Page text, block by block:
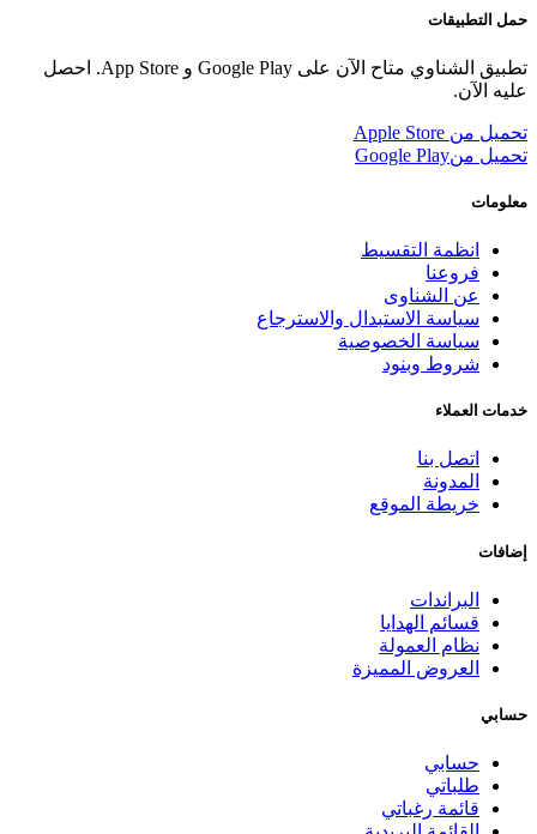
حمل التطبيقات
تطبيق الشناوي متاح الآن على Google Play و App Store. احصل
عليه الآن.
تحميل من Apple Store
تحميل منGoogle Play
معلومات
انظمة التقسيط
فروعنا
عن الشناوى
سياسة الاستبدال والاسترجاع
سياسة الخصوصية
شروط وبنود
خدمات العملاء
اتصل بنا
المدونة
خريطة الموقع
إضافات
البراندات
قسائم الهدايا
نظام العمولة
العروض المميزة
حسابي
حسابي
طلباتي
قائمة رغباتي